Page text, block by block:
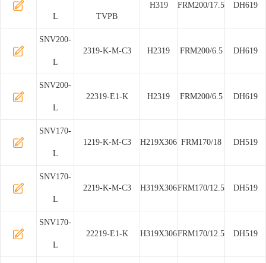
L TVPB
H319 FRM200/17.5 DH619
SNV200-
L
2319-K-M-C3 H2319 FRM200/6.5 DH619
SNV200-
L
22319-E1-K H2319 FRM200/6.5 DH619
SNV170-
L
1219-K-M-C3 H219X306 FRM170/18 DH519
SNV170-
L
2219-K-M-C3 H319X306FRM170/12.5 DH519
SNV170-
L
22219-E1-K H319X306FRM170/12.5 DH519